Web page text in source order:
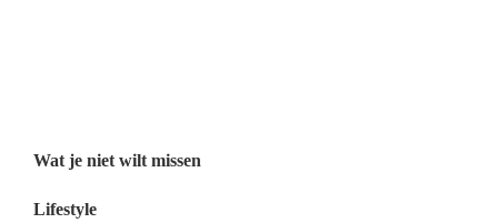
Wat je niet wilt missen
Lifestyle